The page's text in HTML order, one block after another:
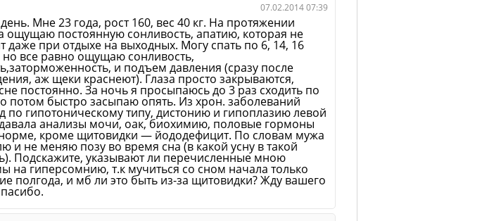
07.02.2014 07:39
Мне 23 года, рост 160, вес 40 кг. На протяжении
ощущаю постоянную сонливость, апатию, которая не
даже при отдыхе на выходных. Могу спать по 6, 14, 16
все равно ощущаю сонливость,
и подъем давления (сразу после
аж щеки краснеют). Глаза просто закрываются,
постоянно. За ночь я просыпаюсь до 3 раз сходить по
потом быстро засыпаю опять. Из хрон. заболеваний
по гипотоническому типу, дистонию и гипоплазию левой
анализы мочи, оак, биохимию, половые гормоны
кроме щитовидки — йододефицит. По словам мужа
и не меняю позу во время сна (в какой усну в такой
Подскажите, указывают ли перечисленные мною
на гиперсомнию, т.к мучиться со сном начала только
полгода, и мб ли это быть из-за щитовидки? Жду вашего